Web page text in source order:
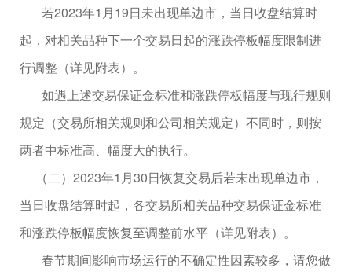
若2023年1 月19日未出现单边市，当日收盘结算时
起，对相关品种下一个交易日起的涨跌停板幅度限制进
行调整（详见附表）。
如遇上述交易保证金标准和涨跌停板幅度与现行规则
规定（交易所相关规则和公司相关规定）不同时，则按
两者中标准高、幅度大的执行。
（二） 2023年1 月30日恢复交易后若未出现单边市，
当日收盘结算时起，各交易所相关品种交易保证金标准
和涨跌停板幅度恢复至调整前水平（详见附表）。
春节期间影响市场运行的不确定性因素较多，请您做